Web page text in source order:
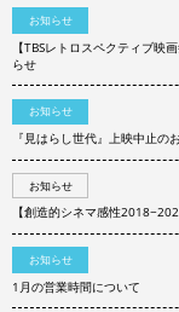
お知らせ
【TBSレトロスペクティブ映
らせ
お知らせ
『見はらし世代』上映中止の
お知らせ
【創造的シネマ感性
お知らせ
1月の営業時間について